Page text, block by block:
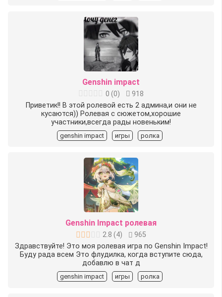
Genshin impact
0 (0)
918
Приветик!! В этой ролевой есть 2 админа,и они не
кусаются)) Ролевая с сюжетом,хорошие
участники,всегда рады новеньким!
genshin impact игры ролка
Genshin Impact ролевая
2.8 (4)
965
Здравствуйте! Это моя ролевая игра по Genshin Impact!
Буду рада всем Это флудилка, когда вступите сюда,
добавлю в чат д
genshin impact игры ролка